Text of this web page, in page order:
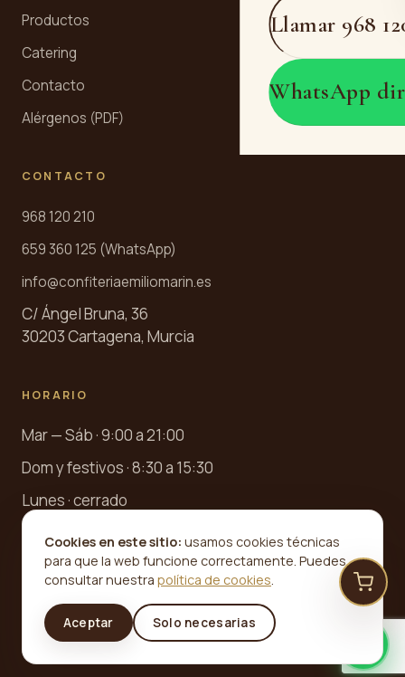
Llamar 968
WhatsApp
Productos
Catering
Contacto
Alérgenos (PDF)
CONTACTO
968 120 210
659 360 125 (WhatsApp)
info@confiteriaemiliomarin.es
C/ Ángel Bruna, 36
30203 Cartagena, Murcia
HORARIO
Mar — Sáb · 9:00 a 21:00
Dom y festivos · 8:30 a 15:30
Lunes · cerrado
2026
Confitería Emilio Marín · Desde 1945. Todos los
derechos reservados.
Aviso legal
Cookies en este sitio: usamos cookies técnicas
para que la web funcione correctamente. Puedes
consultar nuestra política de cookies.
Aceptar Solo necesarias